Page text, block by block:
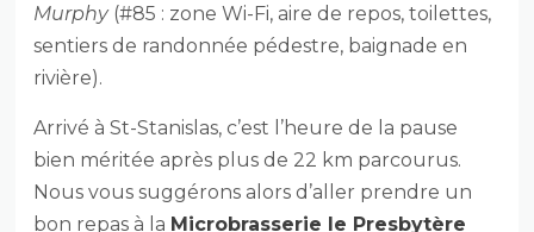
Murphy(#85 : zone Wi-Fi, aire de repos, toilettes,
sentiers de randonnée pédestre, baignade en
rivière).
Arrivé à St-Stanislas, c’est l’heure de la pause
bien méritée après plus de 22 km parcourus.
Nous vous suggérons alors d’aller prendre un
bon repas à la Microbrasserie le Presbytère